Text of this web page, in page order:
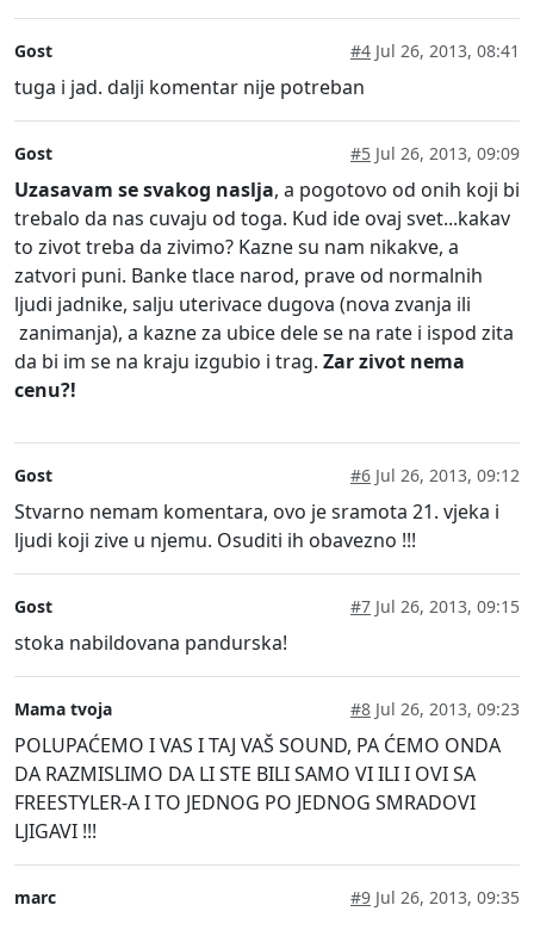
Gost #4 Jul 26, 2013, 08:41
tuga i jad. dalji komentar nije potreban
Gost #5 Jul 26, 2013, 09:09
Uzasavam se svakog naslja, a pogotovo od onih koji bi
trebalo da nas cuvaju od toga. Kud ide ovaj svet...kakav
to zivot treba da zivimo? Kazne su nam nikakve, a
zatvori puni. Banke tlace narod, prave od normalnih
ljudi jadnike, salju uterivace dugova (nova zvanja ili
zanimanja), a kazne za ubice dele se na rate i ispod zita
da bi im se na kraju izgubio i trag. Zar zivot nema
cenu?!
Gost #6 Jul 26, 2013, 09:12
Stvarno nemam komentara, ovo je sramota 21. vjeka i
ljudi koji zive u njemu. Osuditi ih obavezno !!!
Gost #7 Jul 26, 2013, 09:15
stoka nabildovana pandurska!
Mama tvoja #8 Jul 26, 2013, 09:23
POLUPAĆEMO I VAS I TAJ VAŠ SOUND, PA ĆEMO ONDA
DA RAZMISLIMO DA LI STE BILI SAMO VI ILI I OVI SA
FREESTYLER-A I TO JEDNOG PO JEDNOG SMRADOVI
LJIGAVI !!!
marc #9 Jul 26, 2013, 09:35